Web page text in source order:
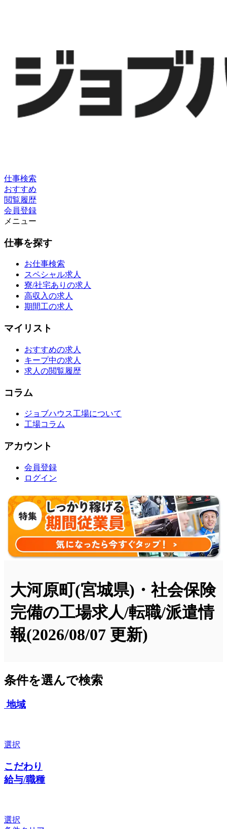
仕事検索
おすすめ
閲覧履歴
会員登録
メニュー
仕事を探す
お仕事検索
スペシャル求人
寮/社宅ありの求人
高収入の求人
期間工の求人
マイリスト
おすすめの求人
キープ中の求人
求人の閲覧履歴
コラム
ジョブハウス工場について
工場コラム
アカウント
会員登録
ログイン
大河原町(宮城県)・社会保険
完備の工場求人/転職/派遣情
報(2026/08/07 更新)
条件を選んで検索
地域
選択
こだわり
給与/職種
選択